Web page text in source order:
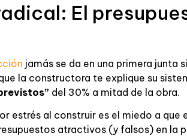
El
jamás se da en una primera junta
la constructora te explique su
del 30% a mitad de la obra.
estrés al construir es el miedo a que
atractivos (y falsos) en la